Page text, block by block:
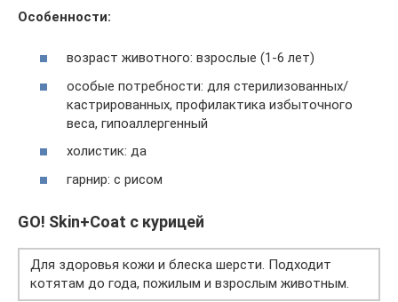
Особенности:
возраст животного: взрослые (1-6 лет)
особые потребности: для стерилизованных/
кастрированных, профилактика избыточного
веса, гипоаллергенный
холистик: да
гарнир: с рисом
GO! Skin+Coat с курицей
Для здоровья кожи и блеска шерсти. Подходит
котятам до года, пожилым и взрослым животным.